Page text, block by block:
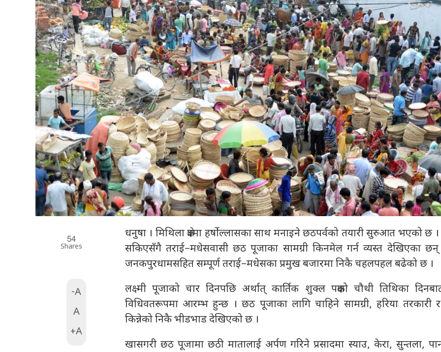
54
Shares
-A
A
+A
धनुषा । मिथिला क्षेत्रमा हर्षोल्लासका साथ मनाइने छठपर्वको तयारी सुरुआत भएको छ ।
सकिएसँगै तराई–मधेसवासी छठ पूजाका सामग्री किनमेल गर्न व्यस्त देखिएका
जनकपुरधामसहित सम्पूर्ण तराई–मधेसका प्रमुख बजारमा निकै चहलपहल बढेको छ ।
लक्ष्मी पूजाको चार दिनपछि अर्थात् कार्तिक शुक्ल पक्षको चौथी तिथिका
विधिवतरूपमा आरम्भ हुन्छ । छठ पूजाका लागि चाहिने सामग्री, हरिया
किन्नेको निकै भीडभाड देखिएको छ ।
खासगरी छठ पूजामा छठी मातालाई अर्पण गरिने प्रसादमा स्याउ, केरा, सुन्तला,